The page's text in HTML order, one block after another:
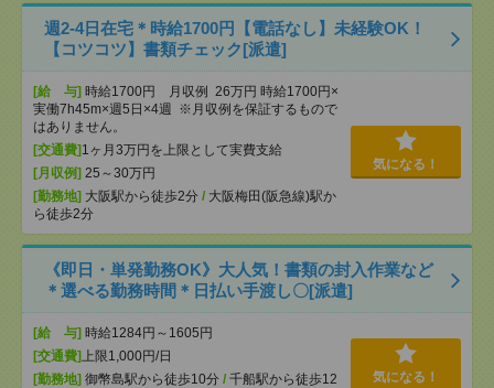
週2-4日在宅＊時給1700円【電話なし】未経験OK！
【コツコツ】書類チェック[派遣]
[給 与] 時給1700円 月収例 26万円 時給1700円×
実働7h45m×週5日×4週 ※月収例を保証するもので
はありません。
[交通費] 1ヶ月3万円を上限として実費支給
[月収例] 25～30万円
[勤務地] 大阪駅から徒歩2分 / 大阪梅田(阪急線)駅か
ら徒歩2分
気になる！
《即日・単発勤務OK》大人気！書類の封入作業など
＊選べる勤務時間＊日払い手渡し〇[派遣]
[給 与] 時給1284円～1605円
[交通費] 上限1,000円/日
[勤務地] 御幣島駅から徒歩10分 / 千船駅から徒歩12
気になる！